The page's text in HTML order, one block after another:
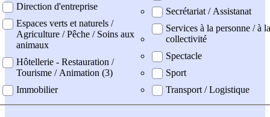
Direction d'entreprise
Espaces verts et naturels /
Agriculture / Pêche / Soins aux
animaux
Hôtellerie - Restauration /
Tourisme / Animation (3)
Immobilier
Secrétariat / Assistanat
Services à la personne / à la
collectivité
Spectacle
Sport
Transport / Logistique